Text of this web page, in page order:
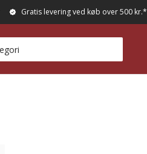
Gratis levering ved køb over 500 kr.*